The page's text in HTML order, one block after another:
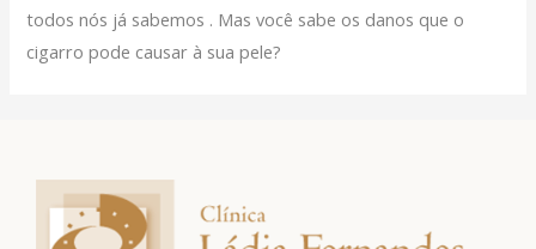
todos nós já sabemos . Mas você sabe os danos que o
cigarro pode causar à sua pele?